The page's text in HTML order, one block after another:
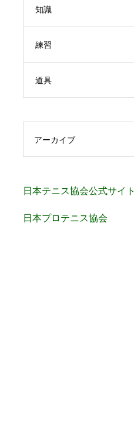
知識
練習
道具
アーカイブ
日本テニス協会公式サイト
日本プロテニス協会